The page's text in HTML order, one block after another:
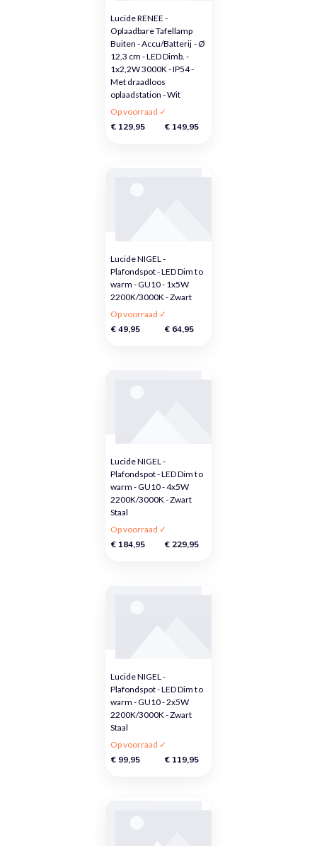
Lucide RENEE -
Oplaadbare Tafellamp
Buiten - Accu/Batterij - Ø
12,3 cm - LED Dimb. -
1x2,2W 3000K - IP54 -
Met draadloos
oplaadstation - Wit
Op voorraad ✓
€ 129,95 € 149,95
Lucide NIGEL -
Plafondspot - LED Dim to
warm - GU10 - 1x5W
2200K/3000K - Zwart
Op voorraad ✓
€ 49,95 € 64,95
Lucide NIGEL -
Plafondspot - LED Dim to
warm - GU10 - 4x5W
2200K/3000K - Zwart
Staal
Op voorraad ✓
€ 184,95 € 229,95
Lucide NIGEL -
Plafondspot - LED Dim to
warm - GU10 - 2x5W
2200K/3000K - Zwart
Staal
Op voorraad ✓
€ 99,95 € 119,95